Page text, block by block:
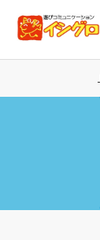
コ
テ